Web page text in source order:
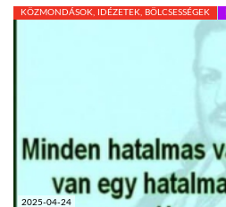
2025-04-24
KÖZMONDÁSOK, IDÉZETEK, BÖLCSESSÉGEK